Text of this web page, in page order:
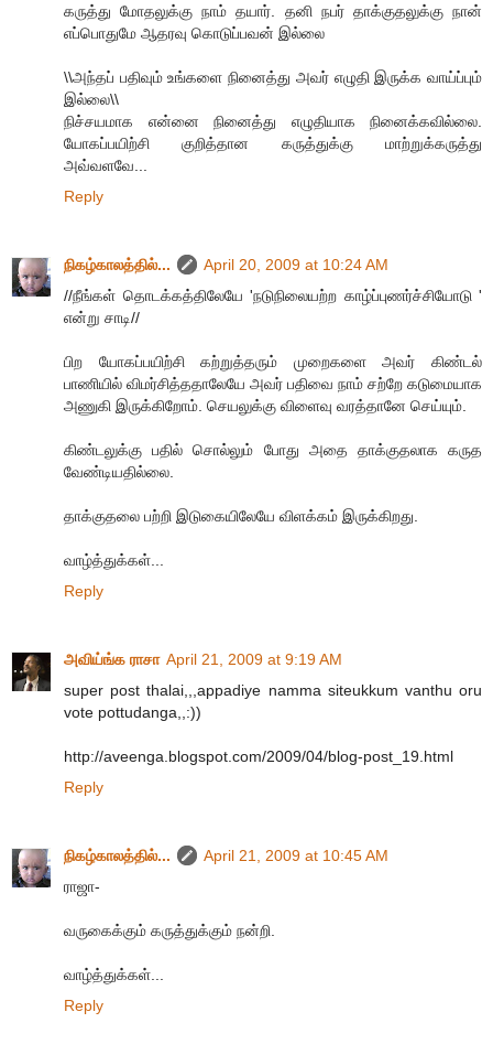
கருத்து மோதலுக்கு நாம் தயார். தனி நபர் தாக்குதலுக்கு நான்
எப்பொதுமே ஆதரவு கொடுப்பவன் இல்லை
\\அந்தப் பதிவும் உங்களை நினைத்து அவர் எழுதி இருக்க வாய்ப்பும்
இல்லை\\
நிச்சயமாக என்னை நினைத்து எழுதியாக நினைக்கவில்லை.
யோகப்பயிற்சி குறித்தான கருத்துக்கு மாற்றுக்கருத்து
அவ்வளவே...
Reply
நிகழ்காலத்தில்...
April 20, 2009 at 10:24 AM
//நீங்கள் தொடக்கத்திலேயே 'நடுநிலையற்ற காழ்ப்புணர்ச்சியோடு '
என்று சாடி//
பிற யோகப்பயிற்சி கற்றுத்தரும் முறைகளை அவர் கிண்டல்
பாணியில் விமர்சித்ததாலேயே அவர் பதிவை நாம் சற்றே கடுமையாக
அணுகி இருக்கிறோம். செயலுக்கு விளைவு வரத்தானே செய்யும்.
கிண்டலுக்கு பதில் சொல்லும் போது அதை தாக்குதலாக கருத
வேண்டியதில்லை.
தாக்குதலை பற்றி இடுகையிலேயே விளக்கம் இருக்கிறது.
வாழ்த்துக்கள்...
Reply
அவிய்ங்க ராசா April 21, 2009 at 9:19 AM
super post thalai,,,appadiye namma siteukkum vanthu oru
vote pottudanga,,:))
http://aveenga.blogspot.com/2009/04/blog-post_19.html
Reply
நிகழ்காலத்தில்...
April 21, 2009 at 10:45 AM
ராஜா-
வருகைக்கும் கருத்துக்கும் நன்றி.
வாழ்த்துக்கள்...
Reply